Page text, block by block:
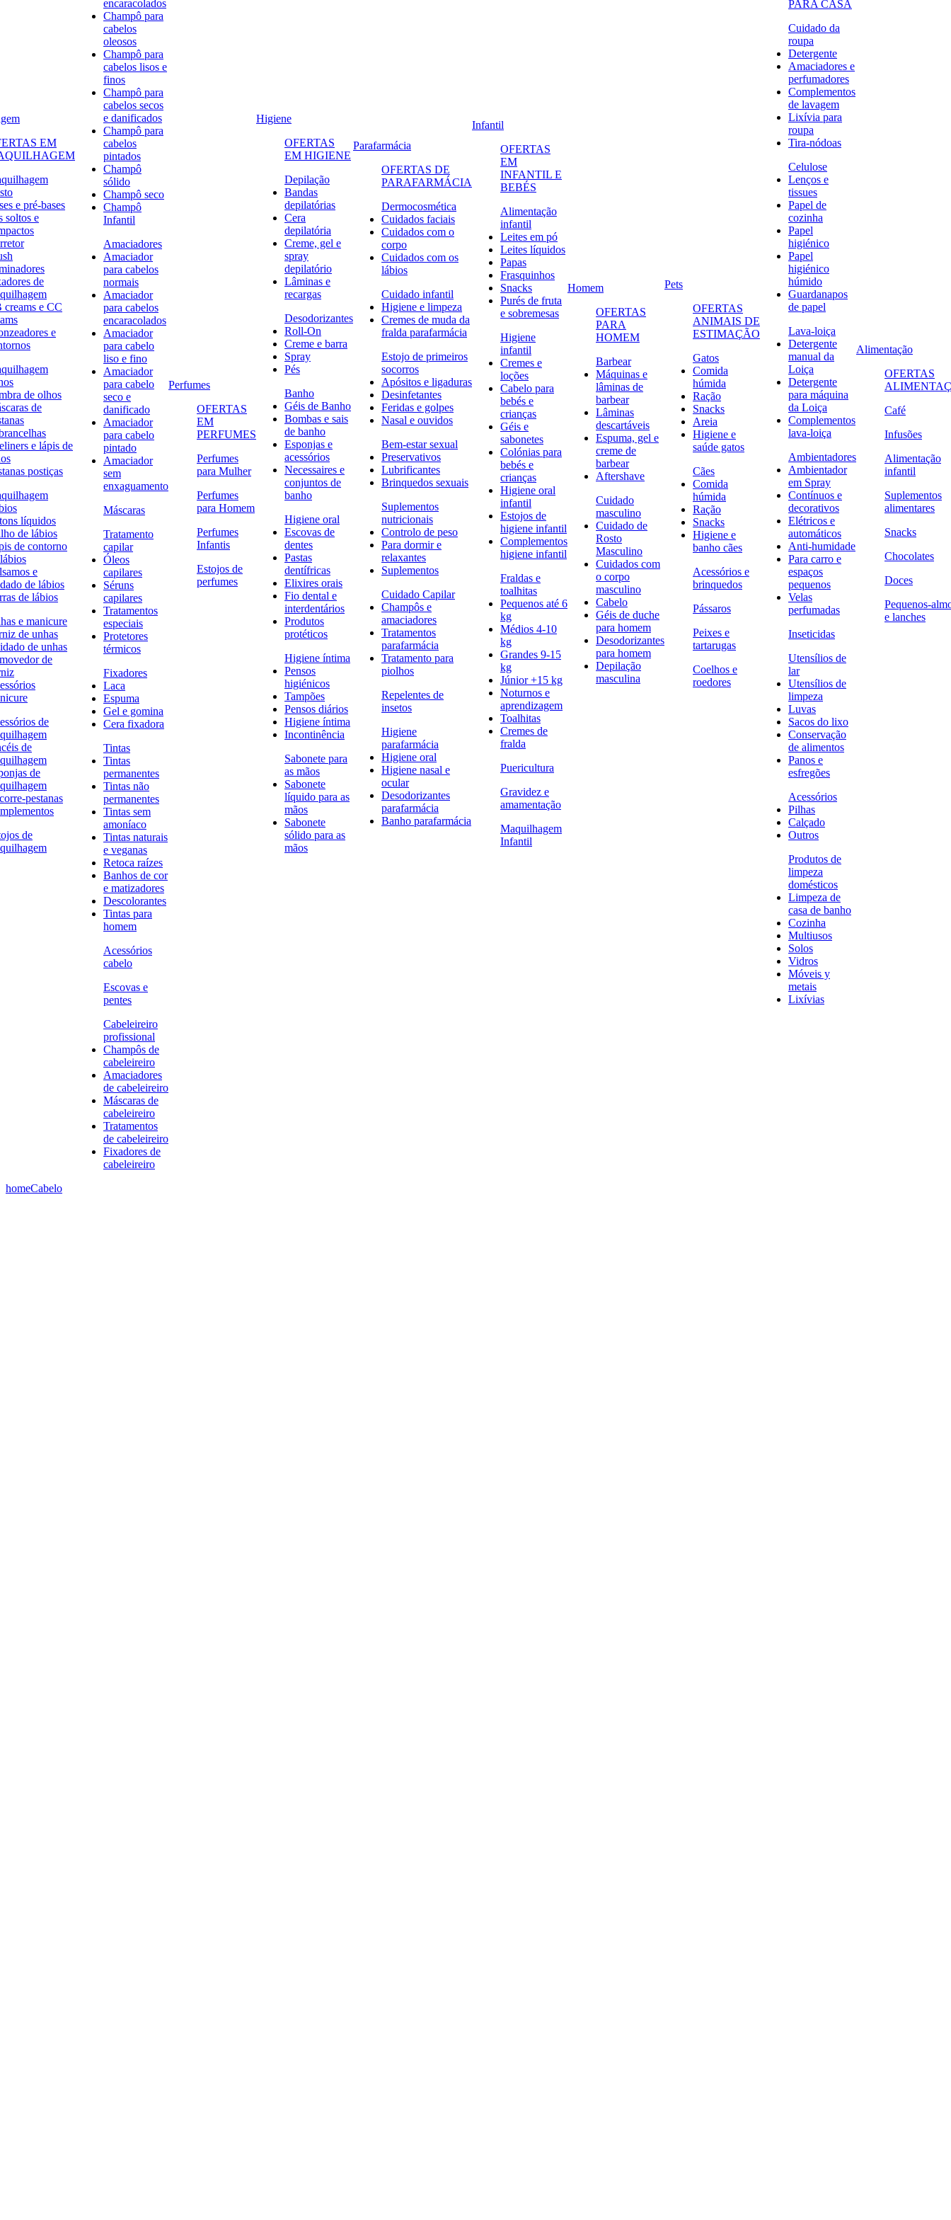
EM
e pré-bases
soltos e
de
creams e CC
e
de olhos
de
e lápis de
postiças
líquidos
de lábios
de contorno
e
de lábios
de lábios
e manicure
de unhas
de unhas
de
de
de
de
pestanas
de
encaracolados
Champô para
cabelos
oleosos
Champô para
cabelos lisos e
finos
Champô para
cabelos secos
e danificados
Champô para
cabelos
pintados
Champô
sólido
Champô seco
Champô
Infantil
Amaciadores
Amaciador
para cabelos
normais
Amaciador
para cabelos
encaracolados
Amaciador
para cabelo
liso e fino
Amaciador
para cabelo
seco e
danificado
Amaciador
para cabelo
pintado
Amaciador
sem
enxaguamento
Máscaras
Tratamento
capilar
Óleos
capilares
Séruns
capilares
Tratamentos
especiais
Protetores
térmicos
Fixadores
Laca
Espuma
Gel e gomina
Cera fixadora
Tintas
Tintas
permanentes
Tintas não
permanentes
Tintas sem
amoníaco
Tintas naturais
e veganas
Retoca raízes
Banhos de cor
e matizadores
Descolorantes
Tintas para
homem
Acessórios
cabelo
Escovas e
pentes
Cabeleireiro
profissional
Champôs de
cabeleireiro
Amaciadores
de cabeleireiro
Máscaras de
cabeleireiro
Tratamentos
de cabeleireiro
Fixadores de
cabeleireiro
Perfumes
OFERTAS
EM
PERFUMES
Perfumes
para Mulher
Perfumes
para Homem
Perfumes
Infantis
Estojos de
perfumes
Higiene
OFERTAS
EM HIGIENE
Depilação
Bandas
depilatórias
Cera
depilatória
Creme, gel e
spray
depilatório
Lâminas e
recargas
Desodorizantes
Roll-On
Creme e barra
Spray
Pés
Banho
Géis de Banho
Bombas e sais
de banho
Esponjas e
acessórios
Necessaires e
conjuntos de
banho
Higiene oral
Escovas de
dentes
Pastas
dentífricas
Elixires orais
Fio dental e
interdentários
Produtos
protéticos
Higiene íntima
Pensos
higiénicos
Tampões
Pensos diários
Higiene íntima
Incontinência
Sabonete para
as mãos
Sabonete
líquido para as
mãos
Sabonete
sólido para as
mãos
Parafarmácia
OFERTAS DE
PARAFARMÁCIA
Dermocosmética
Cuidados faciais
Cuidados com o
corpo
Cuidados com os
lábios
Cuidado infantil
Higiene e limpeza
Cremes de muda da
fralda parafarmácia
Estojo de primeiros
socorros
Apósitos e ligaduras
Desinfetantes
Feridas e golpes
Nasal e ouvidos
Bem-estar sexual
Preservativos
Lubrificantes
Brinquedos sexuais
Suplementos
nutricionais
Controlo de peso
Para dormir e
relaxantes
Suplementos
Cuidado Capilar
Champôs e
amaciadores
Tratamentos
parafarmácia
Tratamento para
piolhos
Repelentes de
insetos
Higiene
parafarmácia
Higiene oral
Higiene nasal e
ocular
Desodorizantes
parafarmácia
Banho parafarmácia
Infantil
OFERTAS
EM
INFANTIL E
BEBÉS
Alimentação
infantil
Leites em pó
Leites líquidos
Papas
Frasquinhos
Snacks
Purés de fruta
e sobremesas
Higiene
infantil
Cremes e
loções
Cabelo para
bebés e
crianças
Géis e
sabonetes
Colónias para
bebés e
crianças
Higiene oral
infantil
Estojos de
higiene infantil
Complementos
higiene infantil
Fraldas e
toalhitas
Pequenos até 6
kg
Médios 4-10
kg
Grandes 9-15
kg
Júnior +15 kg
Noturnos e
aprendizagem
Toalhitas
Cremes de
fralda
Puericultura
Gravidez e
amamentação
Maquilhagem
Infantil
Homem
OFERTAS
PARA
HOMEM
Barbear
Máquinas e
lâminas de
barbear
Lâminas
descartáveis
Espuma, gel e
creme de
barbear
Aftershave
Cuidado
masculino
Cuidado de
Rosto
Masculino
Cuidados com
o corpo
masculino
Cabelo
Géis de duche
para homem
Desodorizantes
para homem
Depilação
masculina
Pets
OFERTAS
ANIMAIS DE
ESTIMAÇÃO
Gatos
Comida
húmida
Ração
Snacks
Areia
Higiene e
saúde gatos
Cães
Comida
húmida
Ração
Snacks
Higiene e
banho cães
Acessórios e
brinquedos
Pássaros
Peixes e
tartarugas
Coelhos e
roedores
PARA CASA
Cuidado da
roupa
Detergente
Amaciadores e
perfumadores
Complementos
de lavagem
Lixívia para
roupa
Tira-nódoas
Celulose
Lenços e
tissues
Papel de
cozinha
Papel
higiénico
Papel
higiénico
húmido
Guardanapos
de papel
Lava-loiça
Detergente
manual da
Loiça
Detergente
para máquina
da Loiça
Complementos
lava-loiça
Ambientadores
Ambientador
em Spray
Contínuos e
decorativos
Elétricos e
automáticos
Anti-humidade
Para carro e
espaços
pequenos
Velas
perfumadas
Inseticidas
Utensílios de
lar
Utensílios de
limpeza
Luvas
Sacos do lixo
Conservação
de alimentos
Panos e
esfregões
Acessórios
Pilhas
Calçado
Outros
Produtos de
limpeza
domésticos
Limpeza de
casa de banho
Cozinha
Multiusos
Solos
Vidros
Móveis y
metais
Lixívias
Alimentação
OFERTAS
Café
Infusões
Alimentação
infantil
Suplementos
alimentares
Snacks
Chocolates
Doces
Pequenos-
e lanches
homeCabelo